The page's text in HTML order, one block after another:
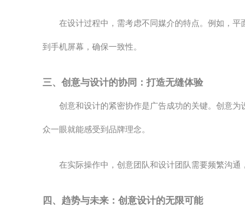
在设计过程中，需考虑不同媒介的特点。例如，
到手机屏幕，确保一致性。
三、创意与设计的协同：打造无缝体验
创意和设计的紧密协作是广告成功的关键。创意
众一眼就能感受到品牌理念。
在实际操作中，创意团队和设计团队需要频繁沟
四、趋势与未来：创意设计的无限可能